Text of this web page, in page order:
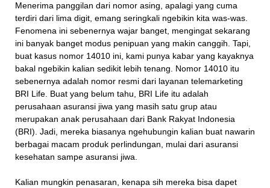
Menerima panggilan dari nomor asing, apalagi yang cuma
terdiri dari lima digit, emang seringkali ngebikin kita was-was.
Fenomena ini sebenernya wajar banget, mengingat sekarang
ini banyak banget modus penipuan yang makin canggih. Tapi,
buat kasus nomor 14010 ini, kami punya kabar yang kayaknya
bakal ngebikin kalian sedikit lebih tenang. Nomor 14010 itu
sebenernya adalah nomor resmi dari layanan telemarketing
BRI Life. Buat yang belum tahu, BRI Life itu adalah
perusahaan asuransi jiwa yang masih satu grup atau
merupakan anak perusahaan dari Bank Rakyat Indonesia
(BRI). Jadi, mereka biasanya ngehubungin kalian buat nawarin
berbagai macam produk perlindungan, mulai dari asuransi
kesehatan sampe asuransi jiwa.
Kalian mungkin penasaran, kenapa sih mereka bisa dapet